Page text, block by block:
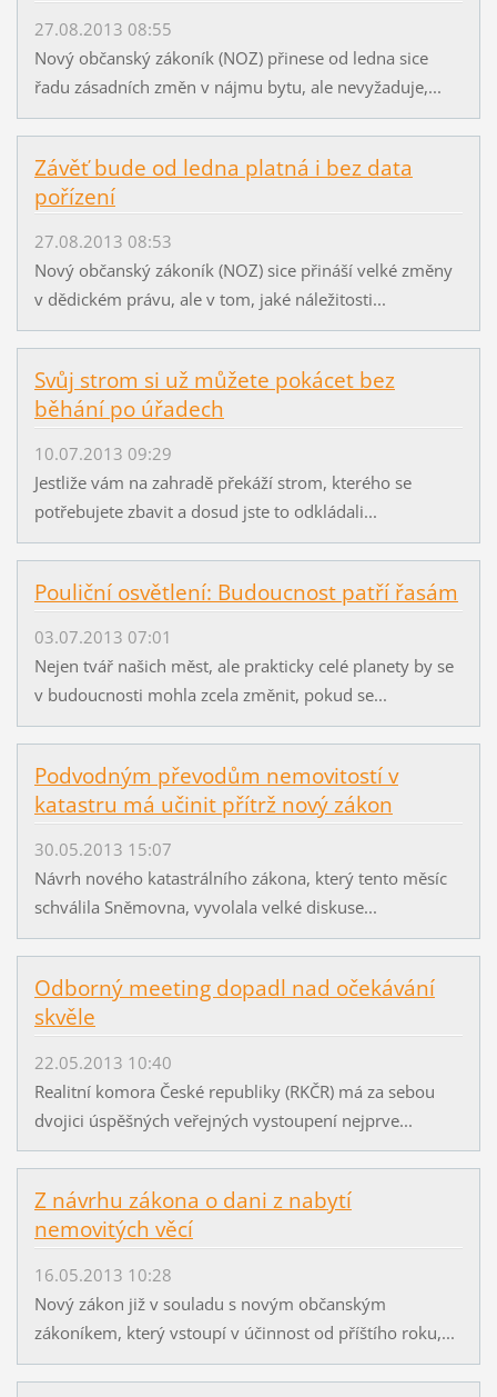
27.08.2013 08:55
Nový občanský zákoník (NOZ) přinese od ledna sice
řadu zásadních změn v nájmu bytu, ale nevyžaduje,...
Závěť bude od ledna platná i bez data
pořízení
27.08.2013 08:53
Nový občanský zákoník (NOZ) sice přináší velké změny
v dědickém právu, ale v tom, jaké náležitosti...
Svůj strom si už můžete pokácet bez
běhání po úřadech
10.07.2013 09:29
Jestliže vám na zahradě překáží strom, kterého se
potřebujete zbavit a dosud jste to odkládali...
Pouliční osvětlení: Budoucnost patří řasám
03.07.2013 07:01
Nejen tvář našich měst, ale prakticky celé planety by se
v budoucnosti mohla zcela změnit, pokud se...
Podvodným převodům nemovitostí v
katastru má učinit přítrž nový zákon
30.05.2013 15:07
Návrh nového katastrálního zákona, který tento měsíc
schválila Sněmovna, vyvolala velké diskuse...
Odborný meeting dopadl nad očekávání
skvěle
22.05.2013 10:40
Realitní komora České republiky (RKČR) má za sebou
dvojici úspěšných veřejných vystoupení nejprve...
Z návrhu zákona o dani z nabytí
nemovitých věcí
16.05.2013 10:28
Nový zákon již v souladu s novým občanským
zákoníkem, který vstoupí v účinnost od příštího roku,...